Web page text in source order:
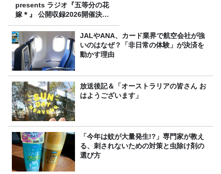
presents ラジオ『五等分の花
嫁＊』 公開収録2026開催決
定！
JALやANA、カード業界で航空会社が強
いのはなぜ？「非日常の体験」が決済を
動かす理由
放送後記＆「オーストラリアの皆さん お
はようございます」
「今年は蚊が大量発生!?」専門家が教え
る、刺されないための対策と虫除け剤の
選び方